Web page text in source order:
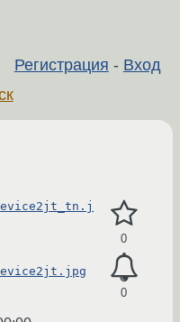
Регистрация - Вход
0
0